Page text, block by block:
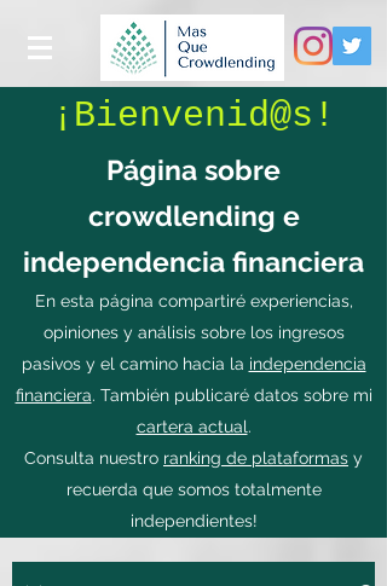
¡Bienvenid@s!
Página sobre
crowdlending e
independencia financiera
En esta página compartiré experiencias,
opiniones y análisis sobre los ingresos
pasivos y el camino hacia la independencia
financiera. También publicaré datos sobre mi
cartera actual.
Consulta nuestro ranking de plataformas y
recuerda que somos totalmente
independientes!